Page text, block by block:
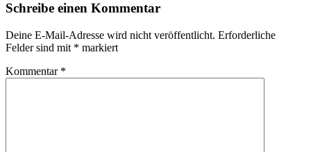
Schreibe einen Kommentar
Deine E-Mail-Adresse wird nicht veröffentlicht. Erforderliche
Felder sind mit * markiert
Kommentar *